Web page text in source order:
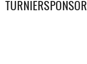
TURNIERSPONSOR